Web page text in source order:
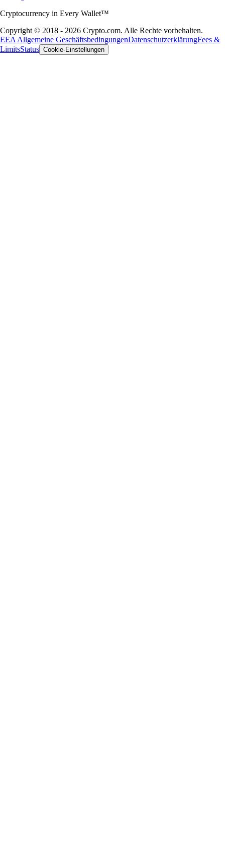
Cryptocurrency in Every Wallet™
Copyright © 2018 - 2026 Crypto.com. Alle Rechte vorbehalten.
EEA Allgemeine GeschäftsbedingungenDatenschutzerklärungFees &
LimitsStatus Cookie-Einstellungen